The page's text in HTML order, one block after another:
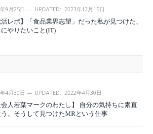
9月25日 UPDATED: 2023年12月15日
活レポ】「食品業界志望」だった私が見つけた、
やりたいこと(IT)
4月30日 UPDATED: 2022年4月30日
会人若葉マークのわたし】 自分の気持ちに素直
う。そうして見つけたMRという仕事